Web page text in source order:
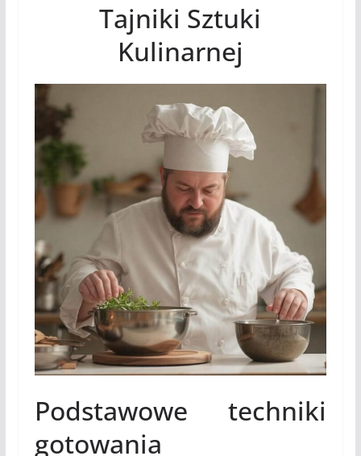
Tajniki Sztuki
Kulinarnej
Podstawowe techniki
gotowania